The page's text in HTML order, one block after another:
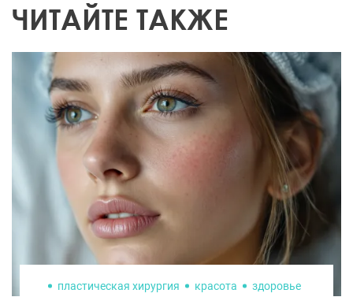
ЧИТАЙТЕ ТАКЖЕ
пластическая хирургия красота здоровье